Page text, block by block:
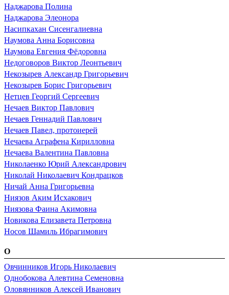
Наджарова Полина
Наджарова Элеонора
Насипкахан Сисенгалиевна
Наумова Анна Борисовна
Наумова Евгения Фёдоровна
Недоговоров Виктор Леонтьевич
Некозырев Александр Григорьевич
Некозырев Борис Григорьевич
Нетцев Георгий Сергеевич
Нечаев Виктор Павлович
Нечаев Геннадий Павлович
Нечаев Павел, протоиерей
Нечаева Аграфена Кирилловна
Нечаева Валентина Павловна
Николаенко Юрий Александрович
Николай Николаевич Кондрацков
Ничай Анна Григорьевна
Ниязов Аким Исхакович
Ниязова Фаина Акимовна
Новикова Елизавета Петровна
Носов Шамиль Ибрагимович
О
Овчинников Игорь Николаевич
Однобокова Алевтина Семеновна
Оловянников Алексей Иванович